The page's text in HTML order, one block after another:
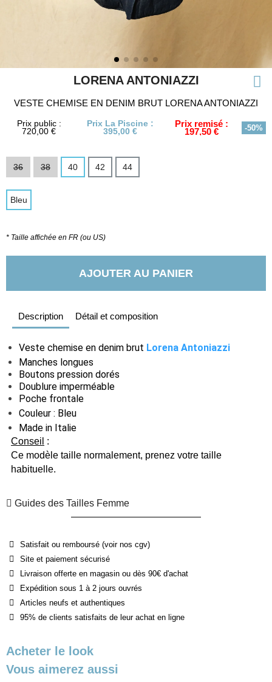
LORENA ANTONIAZZI
VESTE CHEMISE EN DENIM BRUT LORENA ANTONIAZZI
Prix public :
720,00 €
Prix La Piscine :
395,00 €
Prix remisé :
197,50 € -50%
36 38 40 42 44
Bleu
* Taille affichée en FR (ou US)
AJOUTER AU PANIER
Description Détail et composition
Veste chemise en denim brut Lorena Antoniazzi
Manches longues
Boutons pression dorés
Doublure imperméable
Poche frontale
Couleur : Bleu
Made in Italie
Conseil :
Ce modèle taille normalement, prenez votre taille
habituelle.
Guides des Tailles Femme
Satisfait ou remboursé (voir nos cgv)
Site et paiement sécurisé
Livraison offerte en magasin ou dès 90€ d'achat
Expédition sous 1 à 2 jours ouvrés
Articles neufs et authentiques
95% de clients satisfaits de leur achat en ligne
Acheter le look
Vous aimerez aussi